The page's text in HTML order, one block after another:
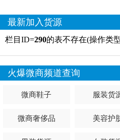
最新加入货源
栏目ID=290的表不存在(操作类
火爆微商频道查询
微商鞋子 服装货
微商奢侈品 美容护